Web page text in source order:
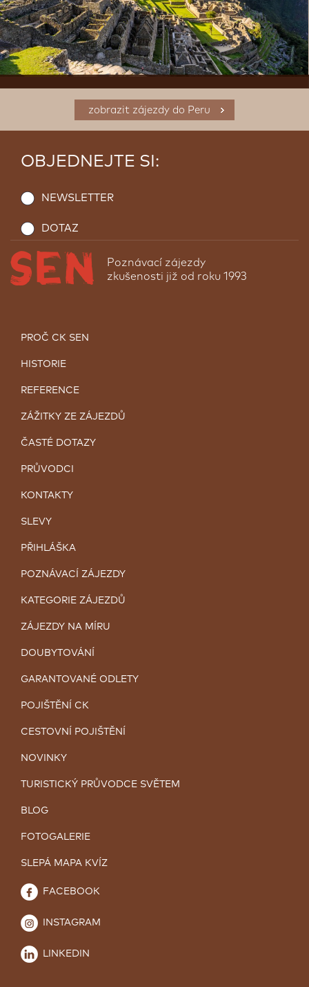
zobrazit zájezdy do Peru
OBJEDNEJTE SI:
NEWSLETTER
DOTAZ
Poznávací zájezdy
zkušenosti již od roku 1993
PROČ CK SEN
HISTORIE
REFERENCE
ZÁŽITKY ZE ZÁJEZDŮ
ČASTÉ DOTAZY
PRŮVODCI
KONTAKTY
SLEVY
PŘIHLÁŠKA
POZNÁVACÍ ZÁJEZDY
KATEGORIE ZÁJEZDŮ
ZÁJEZDY NA MÍRU
DOUBYTOVÁNÍ
GARANTOVANÉ ODLETY
POJIŠTĚNÍ CK
CESTOVNÍ POJIŠTĚNÍ
NOVINKY
TURISTICKÝ PRŮVODCE SVĚTEM
BLOG
FOTOGALERIE
SLEPÁ MAPA KVÍZ
FACEBOOK
INSTAGRAM
LINKEDIN